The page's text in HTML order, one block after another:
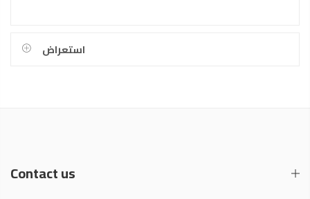
استعراض
Contact us